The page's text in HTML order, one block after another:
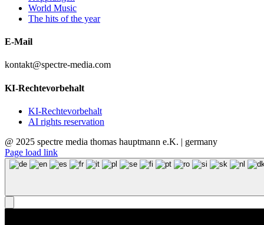
World Music
The hits of the year
E-Mail
kontakt@spectre-media.com
KI-Rechtevorbehalt
KI-Rechtevorbehalt
AI rights reservation
@ 2025 spectre media thomas hauptmann e.K. | germany
Page load link